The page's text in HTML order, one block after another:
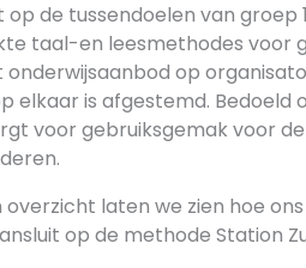
op de tussendoelen van
taal-en leesmethodes voor
op
elkaar is afgestemd.
voor gebruiksgemak voor
laten we zien hoe
op de methode Station